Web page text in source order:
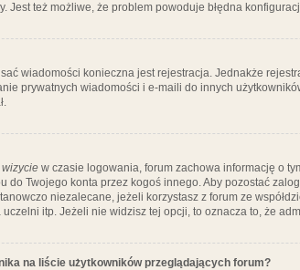
Jest też możliwe, że problem powoduje błędna
wiadomości konieczna jest rejestracja. Jednakże
prywatnych wiadomości i e-maili do innych
w czasie logowania, forum zachowa informację o
Twojego konta przez kogoś innego. Aby pozostać
niezalecane, jeżeli korzystasz z forum ze
itp. Jeżeli nie widzisz tej opcji, to oznacza to, że
na liście użytkowników przeglądających forum?